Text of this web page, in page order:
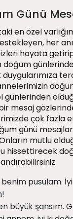
Günü
en özel
her
hayata
doğum
günlerinden
mesaj gözlerinde
çok fazla
günü
mutlu
hissettirecek
benim pusulam.
büyük şansım.